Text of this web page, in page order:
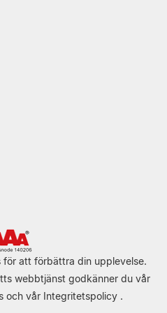
att förbättra din upplevelse.
webbtjänst godkänner du vår
och vår Integritetspolicy .